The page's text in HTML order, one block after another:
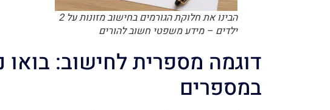
הבינו את חלוקת הגורמים בחישוב מזונות על 2
ילדים – מידע משפטי חשוב להורים
דוגמה מספרית לחישוב:
במספרים